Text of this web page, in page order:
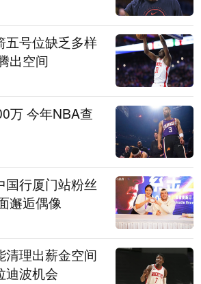
五号位缺乏多样
出空间
万 今年NBA查
国行厦门站粉丝
邂逅偶像
清理出薪金空间
迪波机会